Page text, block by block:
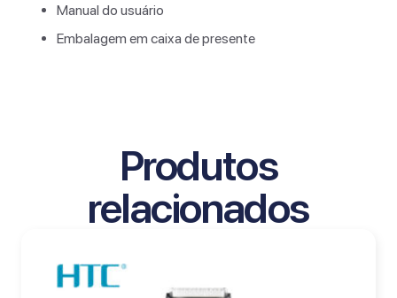
Manual do usuário
Embalagem em caixa de presente
Produtos
relacionados